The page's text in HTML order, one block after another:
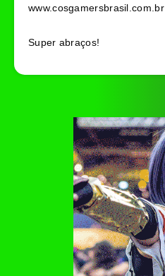
www.cosgamersbrasil.com.br
Super abraços!